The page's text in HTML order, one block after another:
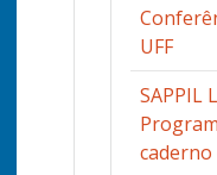
UFF
SAPPIL